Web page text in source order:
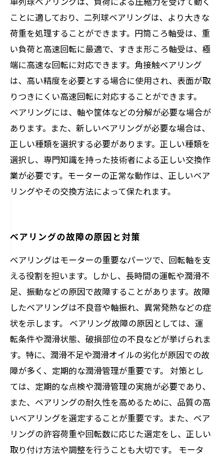
ことに適しており、二列球ベアリングは、より大きな
荷重を処理することができます。円筒ころ軸受は、重
い負荷と高速回転に最適で、すきま形ころ軸受は、極
端に高速な回転に対応できます。角接触ベアリング
は、高い精度を必要とする場合に使用され、表面が取
りつきにくい高速回転に対応することができます。
ベアリングには、軸や筐体などの分解が必要な場合が
あります。また、新しいベアリングが必要な場合は、
正しい種類を選択する必要があります。正しい種類を
選択し、専門知識を持った技術者による正しい交換作
業が必要です。モーターの正常な動作は、正しいベア
リングやその交換方法によって保たれます。
ベアリングの故障の原因と対策
ベアリングはモーターの重要なパーツで、回転軸を支
える役割を担います。しかし、長時間の運転や潤滑不
足、振動などの原因で故障することがあります。故障
したベアリングは不良音や軸振れ、異常発熱などの症
状を示します。 ベアリング故障の原因としては、運
転条件や潤滑状態、破損部位の不良などが挙げられま
す。特に、潤滑不足や潤滑オイルの劣化が原因での故
障が多く、定期的な潤滑管理が重要です。 対策とし
ては、定期的な点検や潤滑管理の実施が必要であり、
また、ベアリングの耐久性を高めるために、品質の高
いベアリングを選定することが重要です。また、ベア
リングの許容荷重や回転数に応じた選定をし、正しい
取り付け方法や調整を行うことも大切です。 モータ